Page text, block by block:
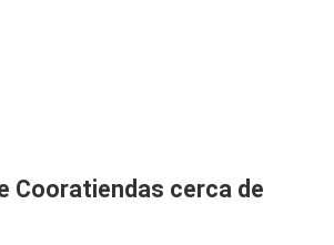
Cooratiendas cerca de